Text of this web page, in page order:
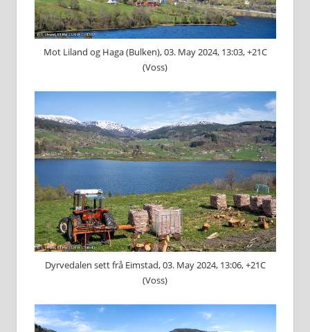
Mot Liland og Haga (Bulken), 03. May 2024, 13:03, +21C
(Voss)
Dyrvedalen sett frå Eimstad, 03. May 2024, 13:06, +21C
(Voss)